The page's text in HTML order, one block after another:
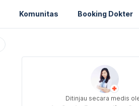
Komunitas Booking Dokter
Ditinjau secara medis